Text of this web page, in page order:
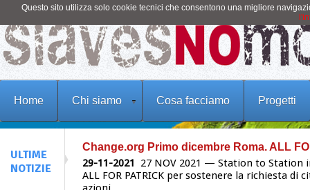
Home Chi siamo Cosa facciamo Progetti
ULTIME
NOTIZIE
Change.org Primo dicembre Roma. ALL
27 NOV 2021 — Station to Station
ALL FOR PATRICK per sostenere la richiesta
A tutte le donne. Poesia di Alda Merini
24-11-2021Dedichiamo questa poesia di Alda
schiavizzate, sfruttate, uccise, non amate. A
Questo sito utilizza solo cookie tecnici che consentono una migliore